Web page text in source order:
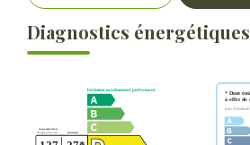
Diagnostics énergétiques